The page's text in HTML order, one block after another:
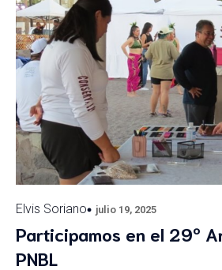
Elvis Soriano julio 19, 2025
Participamos en el 29º
PNBL